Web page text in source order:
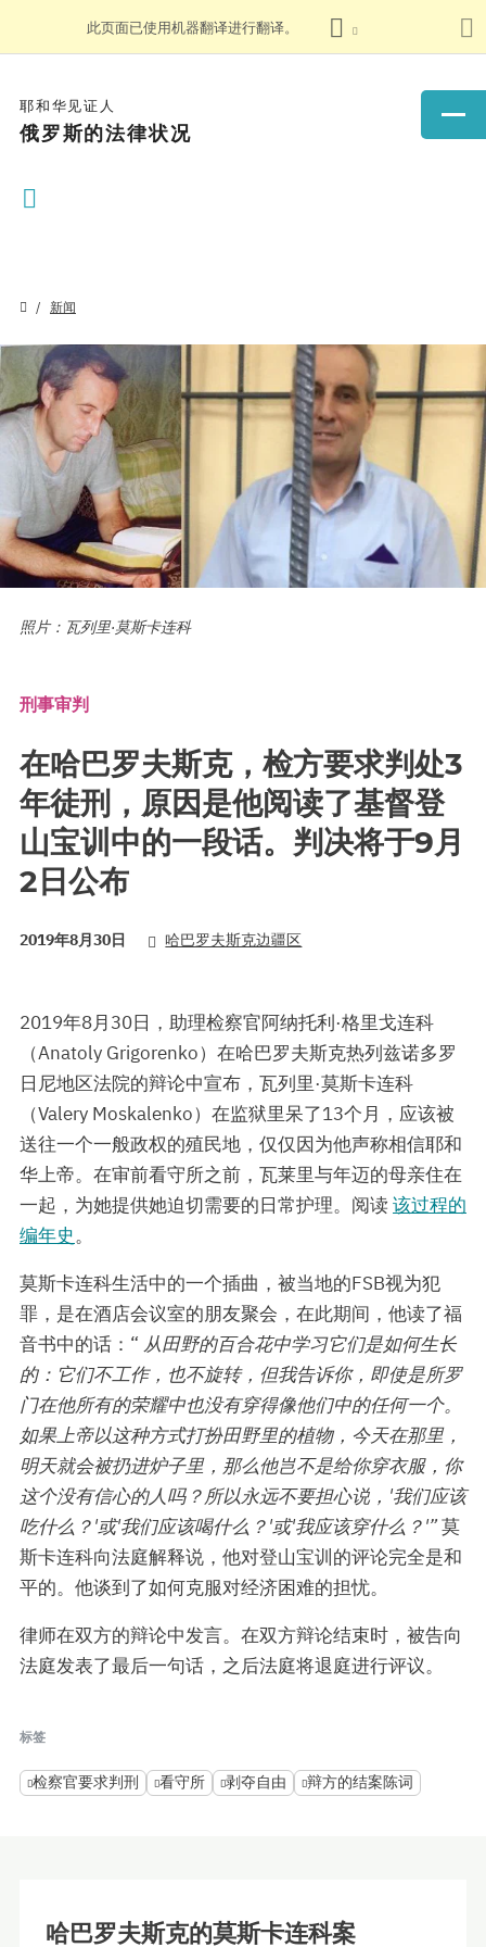
此页面已使用机器翻译进行翻译。
耶和华见证人
俄罗斯的法律状况
新闻
照片：瓦列里·莫斯卡连科
刑事审判
在哈巴罗夫斯克，检方要求判处3
年徒刑，原因是他阅读了基督登
山宝训中的一段话。判决将于9月
2日公布
2019年8月30日 哈巴罗夫斯克边疆区
2019年8月30日，助理检察官阿纳托利·格里戈连科
（Anatoly Grigorenko）在哈巴罗夫斯克热列兹诺多罗
日尼地区法院的辩论中宣布，瓦列里·莫斯卡连科
（Valery Moskalenko）在监狱里呆了13个月，应该被
送往一个一般政权的殖民地，仅仅因为他声称相信耶和
华上帝。在审前看守所之前，瓦莱里与年迈的母亲住在
一起，为她提供她迫切需要的日常护理。阅读 该过程的
编年史。
莫斯卡连科生活中的一个插曲，被当地的FSB视为犯
罪，是在酒店会议室的朋友聚会，在此期间，他读了福
音书中的话：“ 从田野的百合花中学习它们是如何生长
的：它们不工作，也不旋转，但我告诉你，即使是所罗
门在他所有的荣耀中也没有穿得像他们中的任何一个。
如果上帝以这种方式打扮田野里的植物，今天在那里，
明天就会被扔进炉子里，那么他岂不是给你穿衣服，你
这个没有信心的人吗？所以永远不要担心说，'我们应该
吃什么？'或'我们应该喝什么？'或'我应该穿什么？'”莫
斯卡连科向法庭解释说，他对登山宝训的评论完全是和
平的。他谈到了如何克服对经济困难的担忧。
律师在双方的辩论中发言。在双方辩论结束时，被告向
法庭发表了最后一句话，之后法庭将退庭进行评议。
标签
检察官要求判刑 看守所 剥夺自由 辩方的结案陈词
哈巴罗夫斯克的莫斯卡连科案